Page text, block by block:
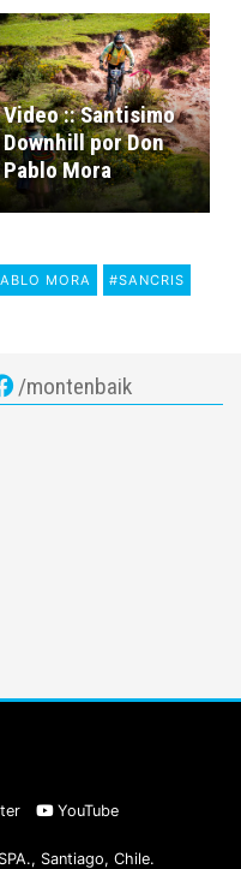
Video :: Santisimo
Downhill por Don
Pablo Mora
MORA #SANCRIS
/montenbaik
YouTube
Santiago, Chile.